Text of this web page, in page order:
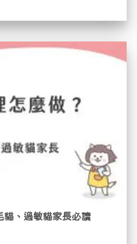
貓、過敏貓家長必讀